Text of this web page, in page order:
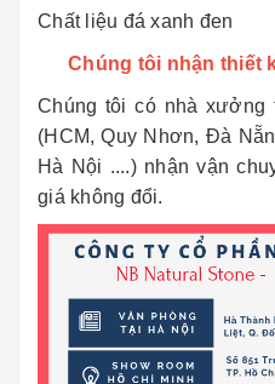
Chất liệu đá xanh đen
Chúng tôi nhận thiết
Chúng tôi có nhà xưởng
(HCM, Quy Nhơn, Đà
Hà Nội ....) nhận vận
giá không đổi.